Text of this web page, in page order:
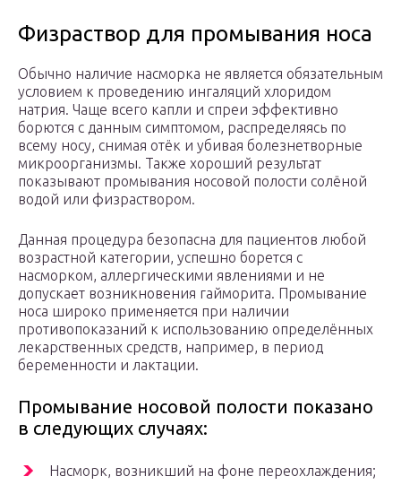
Физраствор для промывания носа
Обычно наличие насморка не является обязательным
условием к проведению ингаляций хлоридом
натрия. Чаще всего капли и спреи эффективно
борются с данным симптомом, распределяясь по
всему носу, снимая отёк и убивая болезнетворные
микроорганизмы. Также хороший результат
показывают промывания носовой полости солёной
водой или физраствором.
Данная процедура безопасна для пациентов любой
возрастной категории, успешно борется с
насморком, аллергическими явлениями и не
допускает возникновения гайморита. Промывание
носа широко применяется при наличии
противопоказаний к использованию определённых
лекарственных средств, например, в период
беременности и лактации.
Промывание носовой полости показано
в следующих случаях:
Насморк, возникший на фоне переохлаждения;